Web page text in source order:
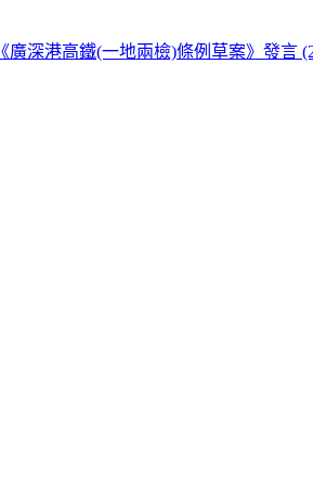
廣深港高鐵(一地兩檢)條例草案》發言